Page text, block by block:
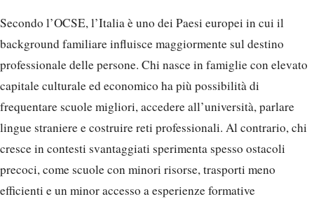
Secondo l’OCSE, l’Italia è uno dei Paesi europei in cui il
background familiare influisce maggiormente sul destino
professionale delle persone. Chi nasce in famiglie con elevato
capitale culturale ed economico ha più possibilità di
frequentare scuole migliori, accedere all’università, parlare
lingue straniere e costruire reti professionali. Al contrario, chi
cresce in contesti svantaggiati sperimenta spesso ostacoli
precoci, come scuole con minori risorse, trasporti meno
efficienti e un minor accesso a esperienze formative